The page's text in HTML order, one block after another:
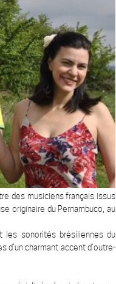
des musiciens français issus
originaire du Pernambuco, au
les sonorités brésiliennes du
d’un charmant accent d’outre-